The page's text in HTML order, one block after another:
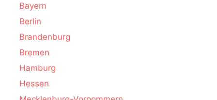
Bayern
Berlin
Brandenburg
Bremen
Hamburg
Hessen